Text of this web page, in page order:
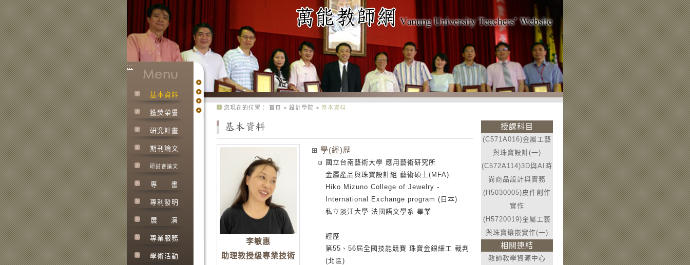
:::
基本資料
獲獎榮譽
研究計畫
期刊論文
研討會論文
專 書
專利發明
展 演
專業服務
學術活動
您現在的位置： 首頁 > 設計學院 > 基本資料
李敏惠
助理教授級專業技術
學(經)歷
國立台南藝術大學 應用藝術研究所
金屬產品與珠寶設計組 藝術碩士(MFA)
Hiko Mizuno College of Jewelry -
International Exchange program (日本)
私立淡江大學 法國語文學系 畢業
經歷
第55、56屆全國技能競賽 珠寶金銀細工 裁判
(北區)
授課科目
(C571A016)金屬工藝
與珠寶設計(一)
(C572A114)3D與AI時
尚商品設計與實務
(H5030005)皮件創作
實作
(H5720019)金屬工藝
與珠寶鑲嵌實作(一)
相關連結
教師教學資源中心